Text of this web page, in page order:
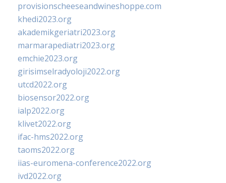
provisionscheeseandwineshoppe.com
khedi2023.org
akademikgeriatri2023.org
marmarapediatri2023.org
emchie2023.org
girisimselradyoloji2022.org
utcd2022.org
biosensor2022.org
ialp2022.org
klivet2022.org
ifac-hms2022.org
taoms2022.org
iias-euromena-conference2022.org
ivd2022.org